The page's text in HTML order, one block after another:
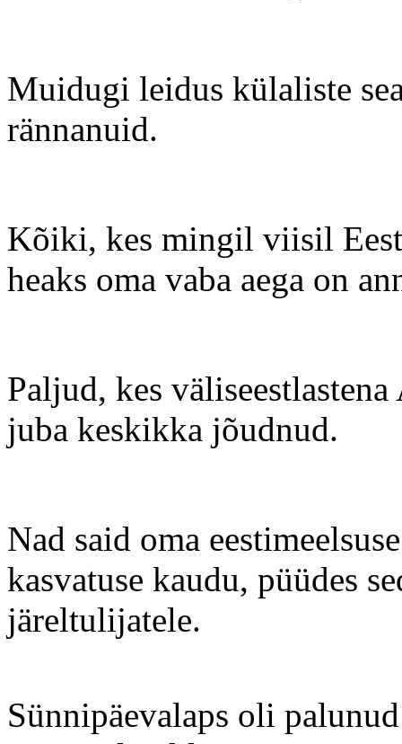
Muidugi leidus külaliste
rännanuid.
Kõiki, kes mingil viisil
heaks oma vaba aega on
Paljud, kes
juba keskikka jõudnud.
Nad said oma
kasvatuse kaudu, püüdes
järeltulijatele.
Sünnipäevalaps oli